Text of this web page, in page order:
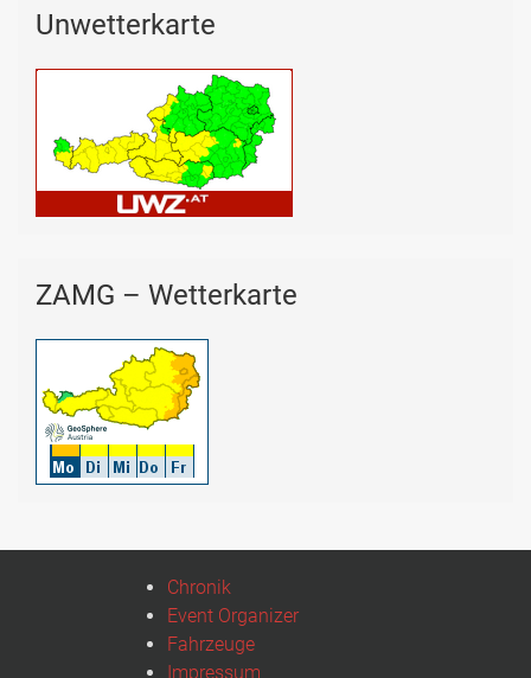
Unwetterkarte
ZAMG – Wetterkarte
Chronik
Event Organizer
Fahrzeuge
Impressum